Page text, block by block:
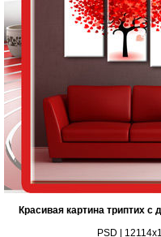
Красивая картина триптих
PSD |